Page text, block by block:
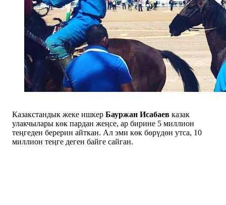
Казакстандык жеке ишкер Бауржан Исабаев казак
улакчылары көк пардан жеңсе, ар бирине 5 миллион
теңгеден берерин айткан. Ал эми көк бөрүдөн утса, 10
миллион теңге деген байге сайган.